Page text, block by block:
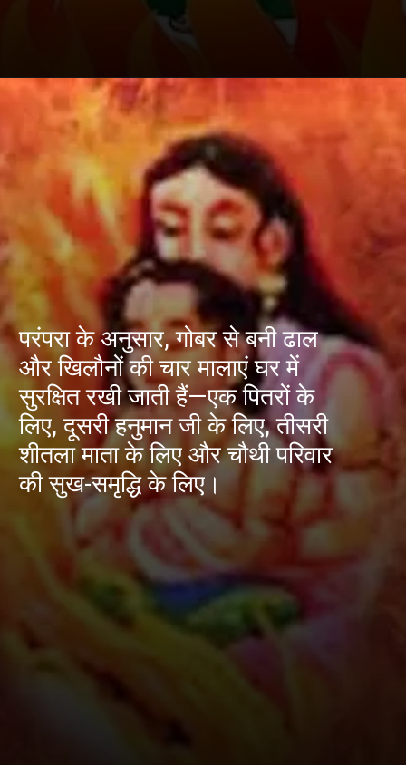
परंपरा के अनुसार, गोबर से बनी ढाल
और खिलौनों की चार मालाएं घर में
सुरक्षित रखी जाती हैं—एक पितरों के
लिए, दूसरी हनुमान जी के लिए, तीसरी
शीतला माता के लिए और चौथी परिवार
की सुख-समृद्धि के लिए।